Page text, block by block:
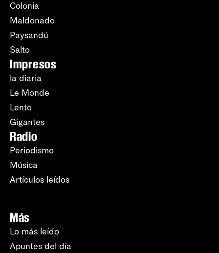
Colonia
Maldonado
Paysandú
Salto
Impresos
la diaria
Le Monde
Lento
Gigantes
Radio
Periodismo
Música
Artículos leídos
Más
Lo más leído
Apuntes del día